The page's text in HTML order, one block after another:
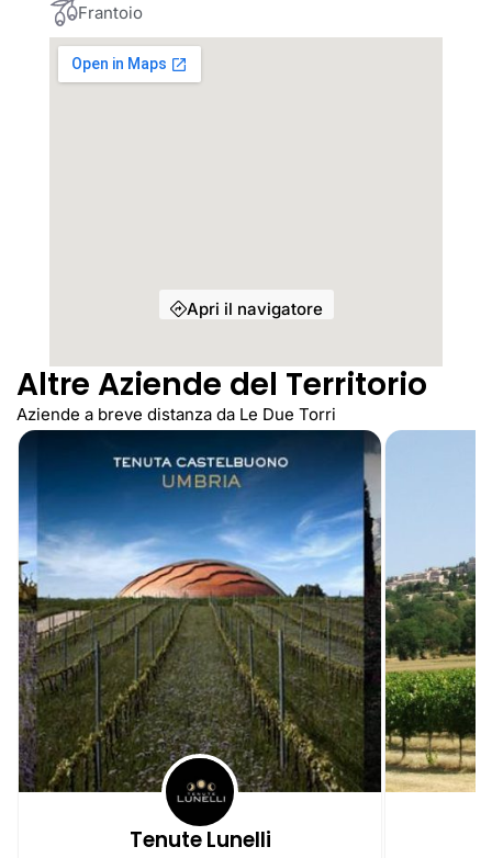
Frantoio
Apri il navigatore
Altre Aziende del Territorio
Aziende a breve distanza da Le Due Torri
Tenute Lunelli